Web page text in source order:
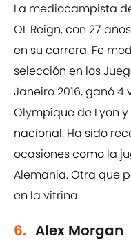
La mediocampista
OL Reign, con 27
en su carrera. Fe
selección en los
Janeiro 2016, ganó
Olympique de Lyon
nacional. Ha sido
ocasiones como la
Alemania. Otra que
en la vitrina.
6. Alex Morgan